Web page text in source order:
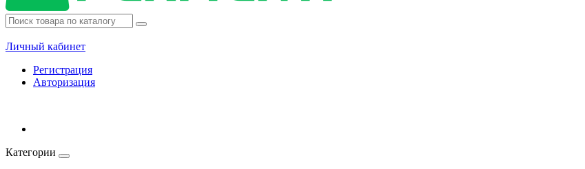
Личный кабинет
Регистрация
Авторизация
Категории